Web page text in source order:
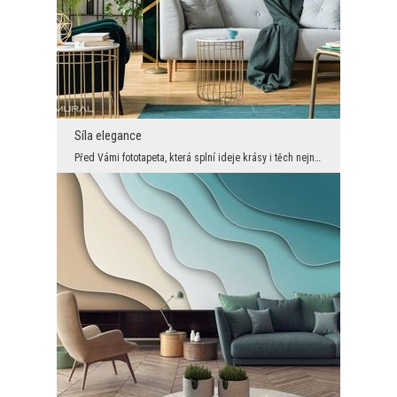
Síla elegance
Před Vámi fototapeta, která splní ideje krásy i těch nejnáročnějších zákazníků! Nejmódnější barvy...